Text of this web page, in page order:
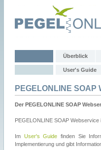
Überblick
User's Guide
PEGELONLINE SOAP
Der PEGELONLINE SOAP
PEGELONLINE SOAP
Im User's Guide finden Sie
Implementierung und gibt